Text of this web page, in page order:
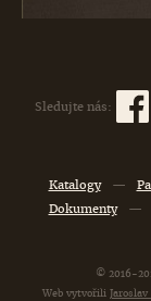
Sledujte nás:
Katalogy —
Dokumenty
—
© 2016-
Web vytvořili Jaroslav